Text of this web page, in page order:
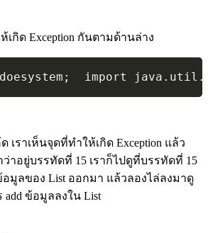
เกิด Exception กันตามด้านล่าง
เราเห็นจุดที่ทำให้เกิด Exception แล้ว
ว่าอยู่บรรทัดที่ 15 เราก็ไปดูที่บรรทัดที่ 15
มูลของ List ออกมา แล้วลองไล่ลงมาดู
add ข้อมูลลงใน List